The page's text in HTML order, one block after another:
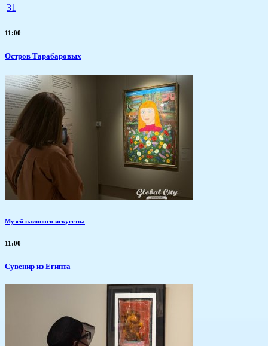
31
11:00
Остров Тарабаровых
Музей наивного искусства
11:00
Сувенир из Египта